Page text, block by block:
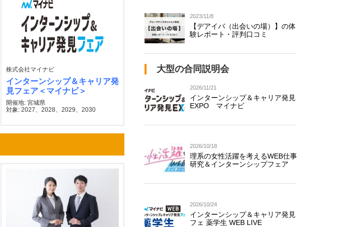
株式会社マイナビ
インターンシップ＆キャリア発
見フェア＜マイナビ＞
開催地: 宮城県
対象: 2027、2028、2029、2030
2023/11/8
【デアイバ（出会いの場）】の体
験レポート・評判口コミ
大型の合同説明会
2026/11/21
インターンシップ＆キャリア発見
EXPO マイナビ
2026/10/18
理系の女性活躍を考えるWEB仕事
研究＆インターンシップフェア
2026/10/24
インターンシップ＆キャリア発見
フェ 薬学生 WEB LIVE